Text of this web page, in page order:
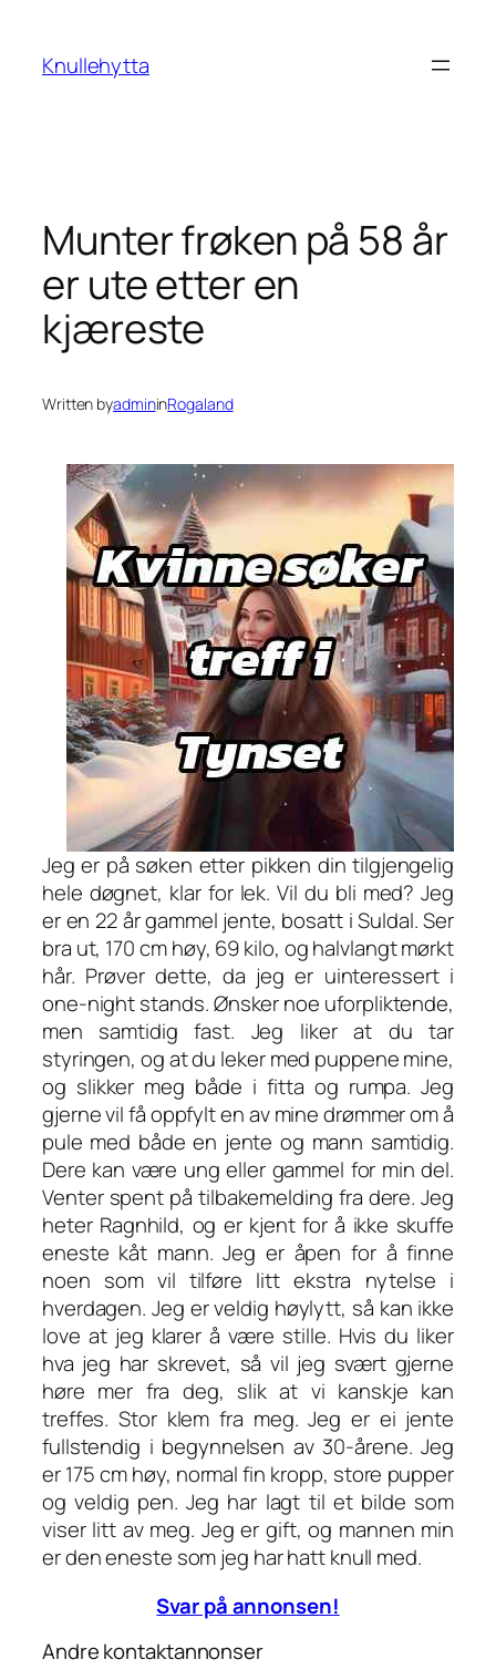
content
Knullehytta
Munter frøken på 58 år
er ute etter en
kjæreste
Written byadmininRogaland
Jeg er på søken etter pikken din tilgjengelig
hele døgnet, klar for lek. Vil du bli med? Jeg
er en 22 år gammel jente, bosatt i Suldal. Ser
bra ut, 170 cm høy, 69 kilo, og halvlangt mørkt
hår. Prøver dette, da jeg er uinteressert i
one-night stands. Ønsker noe uforpliktende,
men samtidig fast. Jeg liker at du tar
styringen, og at du leker med puppene mine,
og slikker meg både i fitta og rumpa. Jeg
gjerne vil få oppfylt en av mine drømmer om å
pule med både en jente og mann samtidig.
Dere kan være ung eller gammel for min del.
Venter spent på tilbakemelding fra dere. Jeg
heter Ragnhild, og er kjent for å ikke skuffe
eneste kåt mann. Jeg er åpen for å finne
noen som vil tilføre litt ekstra nytelse i
hverdagen. Jeg er veldig høylytt, så kan ikke
love at jeg klarer å være stille. Hvis du liker
hva jeg har skrevet, så vil jeg svært gjerne
høre mer fra deg, slik at vi kanskje kan
treffes. Stor klem fra meg. Jeg er ei jente
fullstendig i begynnelsen av 30-årene. Jeg
er 175 cm høy, normal fin kropp, store pupper
og veldig pen. Jeg har lagt til et bilde som
viser litt av meg. Jeg er gift, og mannen min
er den eneste som jeg har hatt knull med.
Svar på annonsen!
Andre kontaktannonser